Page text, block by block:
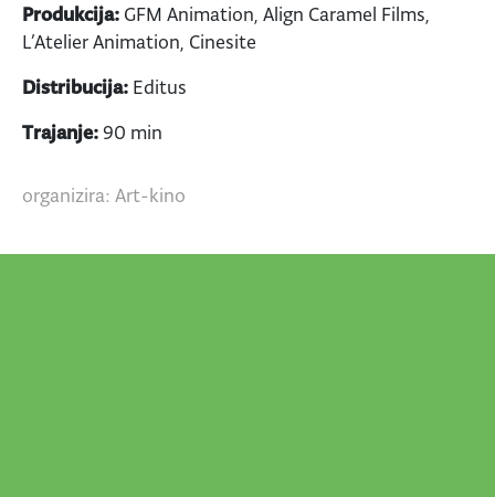
Produkcija: GFM Animation, Align Caramel Films,
L’Atelier Animation, Cinesite
Distribucija: Editus
Trajanje: 90 min
organizira: Art-kino